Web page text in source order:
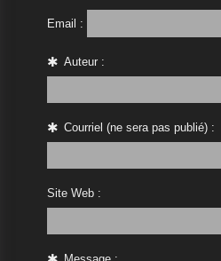
Email :
Auteur :
Courriel (ne sera pas publié) :
Site Web :